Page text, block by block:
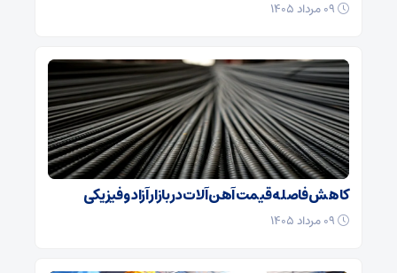
کاهش فاصله قیمت آهن آلات در بازار آزاد و فیزیکی